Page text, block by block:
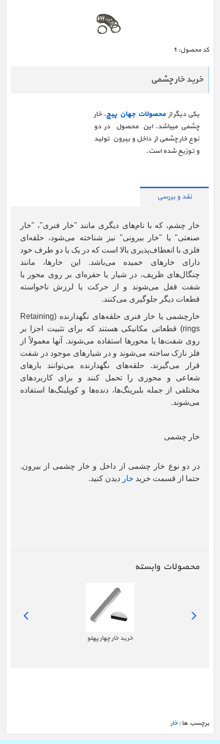
كد محصول: 1
خرید خار چشمی
یکی دیگر ازمحصولات جهان پیچ، خار
چشمی میباشد. این محصول در دو
نوع خار چشمی از داخل و بیرون تولید
و توزیع شده است.
نقد و بررسی
خار چشم، که با نام‌های دیگری مانند "خار فنری"، "خار
صنعتی" یا "خار بیرونی" نیز شناخته می‌شود، حلقه‌ای
فلزی با انعطاف‌پذیری بالا است که در یک یا دو طرف خود
دارای خارهای خمیده می‌باشد. این خارها، مانند
چنگال‌های ظریف، در شیار یا حفره‌ای بر روی محور یا
شفت قفل می‌شوند و از حرکت یا لرزش ناخواسته
قطعات دیگر جلوگیری می‌کنند.
خارچشمی یا خار فنری حلقه‌های نگهدارنده
(Retaining
rings)
قطعاتی مکانیکی هستند که برای تثبیت اجزا بر
روی شفت‌ها یا محورها استفاده می‌شوند. آنها معمولاً از
فلز نازک ساخته می‌شوند و در شیارهای موجود در شفت
قرار می‌گیرند. حلقه‌های نگهدارنده می‌توانند بارهای
شعاعی و محوری را تحمل کنند و برای کاربردهای
مختلفی از جمله بلبرینگ‌ها، دنده‌ها و کوپلینگ‌ها استفاده
می‌شوند.
خار چشمی
در دو نوع خار چشمی از داخل و خار چشمی از بیرون.
حتما از قسمت خرید خار دیدن کنید.
محصولات وابسته
خرید خار چهار پهلو
برچسب ها : خار